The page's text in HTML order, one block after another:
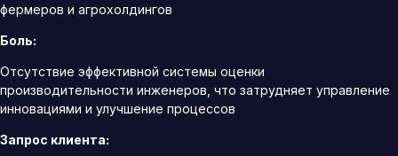
фермеров и агрохолдингов
Боль:
Отсутствие эффективной системы оценки
производительности инженеров, что затрудняет управление
инновациями и улучшение процессов
Запрос клиента: